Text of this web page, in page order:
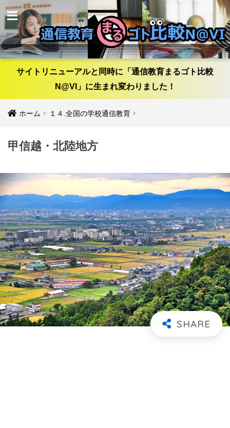
サイトリニューアルと同時に「通信教育まるゴト比較
N@VI」に生まれ変わりました！
ホーム １４.全国の学校通信教育
甲信越・北陸地方